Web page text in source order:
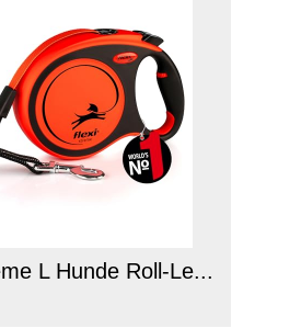
L Hunde Roll-Le...